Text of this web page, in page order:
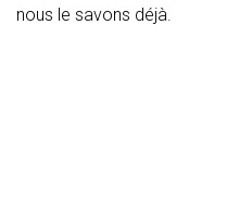
nous le savons déjà.